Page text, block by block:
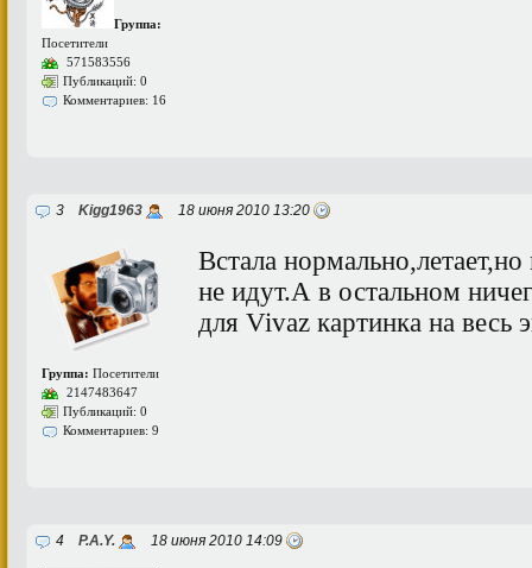
Группа:
Посетители
571583556
Публикаций: 0
Комментариев: 16
3 Kigg1963 18 июня 2010 13:20
Группа: Посетители
2147483647
Публикаций: 0
Комментариев: 9
Встала
не идут.А в остальном
для Vivaz картинка на весь
4 P.A.Y. 18 июня 2010 14:09